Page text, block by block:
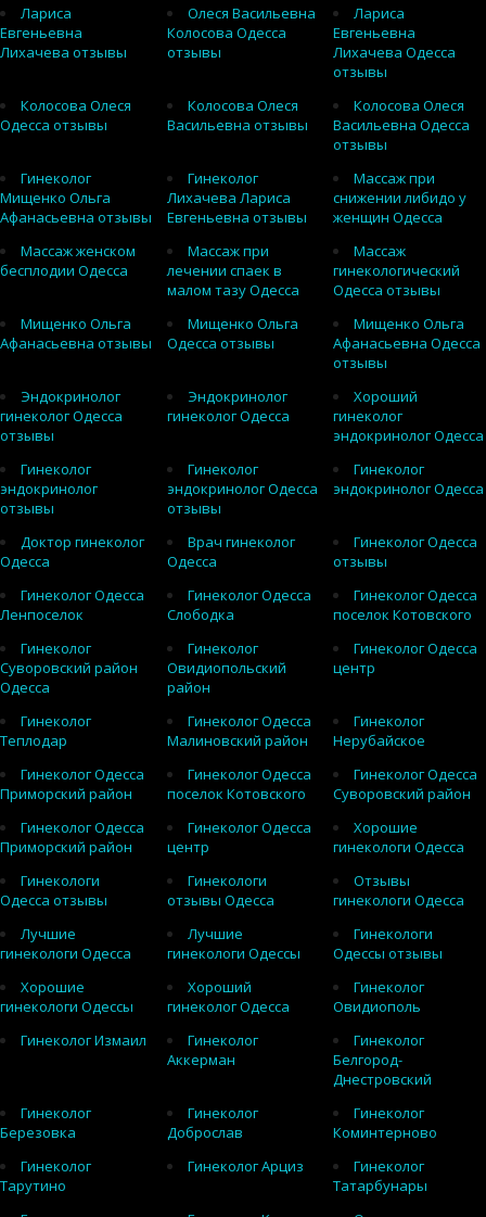
Лариса
Евгеньевна
Лихачева отзывы
Олеся Васильевна
Колосова Одесса
отзывы
Лариса
Евгеньевна
Лихачева Одесса
отзывы
Колосова Олеся
Одесса отзывы
Колосова Олеся
Васильевна отзывы
Колосова Олеся
Васильевна Одесса
отзывы
Гинеколог
Мищенко Ольга
Афанасьевна отзывы
Гинеколог
Лихачева Лариса
Евгеньевна отзывы
Массаж при
снижении либидо у
женщин Одесса
Массаж женском
бесплодии Одесса
Массаж при
лечении спаек в
малом тазу Одесса
Массаж
гинекологический
Одесса отзывы
Мищенко Ольга
Афанасьевна отзывы
Мищенко Ольга
Одесса отзывы
Мищенко Ольга
Афанасьевна Одесса
отзывы
Эндокринолог
гинеколог Одесса
отзывы
Эндокринолог
гинеколог Одесса
Хороший
гинеколог
эндокринолог Одесса
Гинеколог
эндокринолог
отзывы
Гинеколог
эндокринолог Одесса
отзывы
Гинеколог
эндокринолог Одесса
Доктор гинеколог
Одесса
Врач гинеколог
Одесса
Гинеколог Одесса
отзывы
Гинеколог Одесса
Ленпоселок
Гинеколог Одесса
Слободка
Гинеколог Одесса
поселок Котовского
Гинеколог
Суворовский район
Одесса
Гинеколог
Овидиопольский
район
Гинеколог Одесса
центр
Гинеколог
Теплодар
Гинеколог Одесса
Малиновский район
Гинеколог
Нерубайское
Гинеколог Одесса
Приморский район
Гинеколог Одесса
поселок Котовского
Гинеколог Одесса
Суворовский район
Гинеколог Одесса
Приморский район
Гинеколог Одесса
центр
Хорошие
гинекологи Одесса
Гинекологи
Одесса отзывы
Гинекологи
отзывы Одесса
Отзывы
гинекологи Одесса
Лучшие
гинекологи Одесса
Лучшие
гинекологи Одессы
Гинекологи
Одессы отзывы
Хорошие
гинекологи Одессы
Хороший
гинеколог Одесса
Гинеколог
Овидиополь
Гинеколог Измаил
Гинеколог
Аккерман
Гинеколог
Белгород-
Днестровский
Гинеколог
Березовка
Гинеколог
Доброслав
Гинеколог
Коминтерново
Гинеколог
Тарутино
Гинеколог Арциз
Гинеколог
Татарбунары